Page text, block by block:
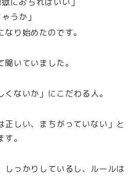
うか」
り始めたのです。
いていました。
ないか」にこだわる人。
正しい、まちがっていない」と
。
しっかりしているし、ルールは